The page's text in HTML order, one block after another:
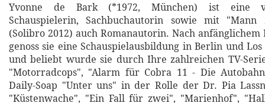
Yvonne de Bark (*1972, München) ist eine
Schauspielerin, Sachbuchautorin sowie mit "Mann
(Solibro 2012) auch Romanautorin. Nach
genoss sie eine Schauspielausbildung in Berlin und
und beliebt wurde sie durch Ihre zahlreichen TV-
"Motorradcops", "Alarm für Cobra 11 - Die
Daily-Soap "Unter uns" in der Rolle der Dr. Pia
"Küstenwache", "Ein Fall für zwei", "Marienhof",